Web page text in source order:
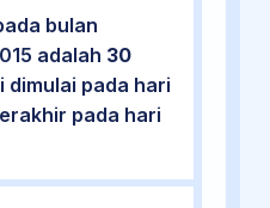
bulan
adalah 30
dimulai pada hari
pada hari